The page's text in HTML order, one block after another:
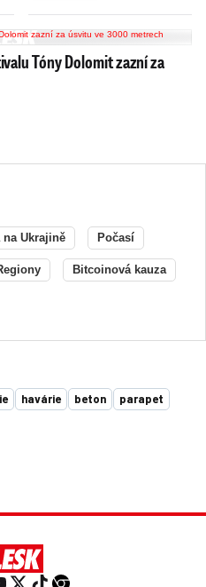
Tóny Dolomit zazní za
na Ukrajině Počasí
Bitcoinová kauza
havárie beton parapet